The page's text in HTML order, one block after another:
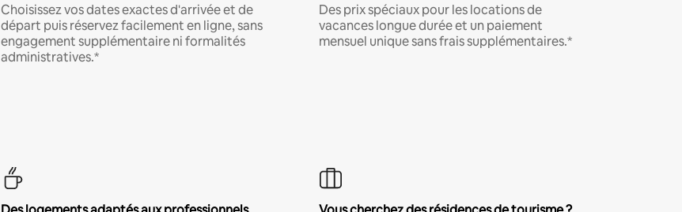
Choisissez vos dates exactes d'arrivée et de
départ puis réservez facilement en ligne, sans
engagement supplémentaire ni formalités
administratives.*
Des prix spéciaux pour les locations de
vacances longue durée et un paiement
mensuel unique sans frais supplémentaires.*